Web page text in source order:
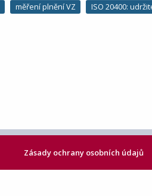
měření plnění VZ ISO 20400:
Zásady ochrany osobních údajů